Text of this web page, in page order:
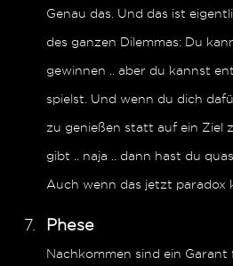
Genau das. Und das ist
des ganzen Dilemmas: Du
gewinnen .. aber du kannst
spielst. Und wenn du dich
zu genießen statt auf ein Ziel
gibt .. naja .. dann hast du
Auch wenn das jetzt paradox
Phese
Nachkommen sind ein